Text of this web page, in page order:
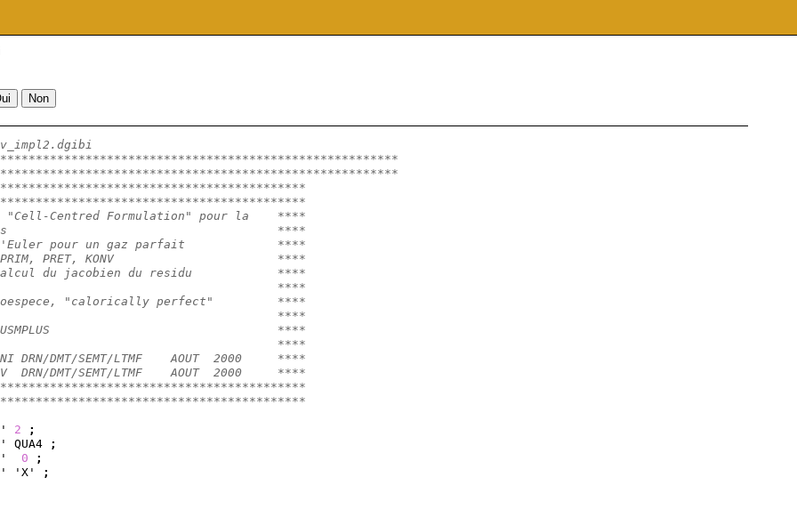
VF "Cell-Centred Formulation" pour la    ****
des                                      ****
pour un gaz parfait             ****
PRIM, PRET, KONV                       ****
du jacobien du residu            ****
****
"calorically perfect"         ****
****
AUSMPLUS                                ****
****
DRN/DMT/SEMT/LTMF    AOUT  2000     ****
DRN/DMT/SEMT/LTMF    AOUT  2000     ****
' 2
;
' QUA4
;
0
;
' 'X'
;